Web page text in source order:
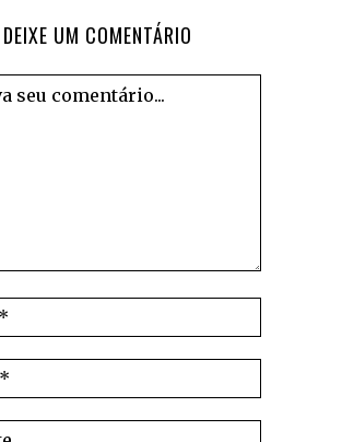
DEIXE UM COMENTÁRIO